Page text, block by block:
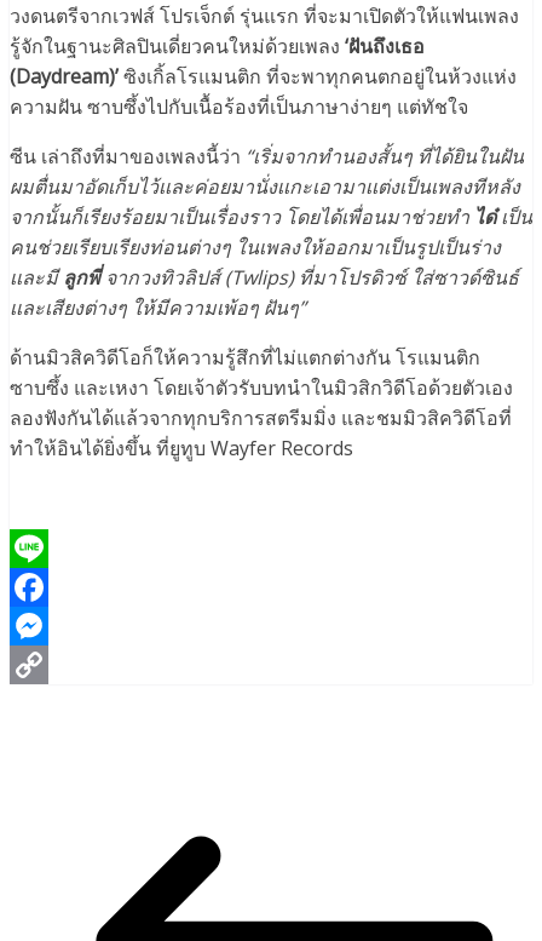
วงดนตรีจากเวฟส์ โปรเจ็กต์ รุ่นแรก ที่จะมาเปิดตัวให้แฟนเพลง
รู้จักในฐานะศิลปินเดี่ยวคนใหม่ด้วยเพลง ‘ฝันถึงเธอ
(Daydream)’ซิงเกิ้ลโรแมนติก ที่จะพาทุกคนตกอยู่ในห้วงแห่ง
ความฝัน ซาบซึ้งไปกับเนื้อร้องที่เป็นภาษาง่ายๆ แต่ทัชใจ
ซีน เล่าถึงที่มาของเพลงนี้ว่า “เริ่มจากทํานองสั้นๆ ที่ได้ยินในฝัน
ผมตื่นมาอัดเก็บไว้เเละค่อยมานั่งเเกะเอามาเเต่งเป็นเพลงทีหลัง
จากนั้นก็เรียงร้อยมาเป็นเรื่องราว โดยได้เพื่อนมาช่วยทํา ได๋เป็น
คนช่วยเรียบเรียงท่อนต่างๆ ในเพลงให้ออกมาเป็นรูปเป็นร่าง
เเละมีลูกพี่จากวงทิวลิปส์ (Twlips) ที่มาโปรดิวซ์ ใส่ซาวด์ซินธ์
เเละเสียงต่างๆ ให้มีความเพ้อๆ ฝันๆ”
ด้านมิวสิควิดีโอก็ให้ความรู้สึกที่ไม่แตกต่างกัน โรแมนติก
ซาบซึ้ง และเหงา โดยเจ้าตัวรับบทนำในมิวสิกวิดีโอด้วยตัวเอง
ลองฟังกันได้แล้วจากทุกบริการสตรีมมิ่ง และชมมิวสิควิดีโอที่
ทำให้อินได้ยิ่งขึ้น ที่ยูทูบ Wayfer Records
Line
Facebook
Messenger